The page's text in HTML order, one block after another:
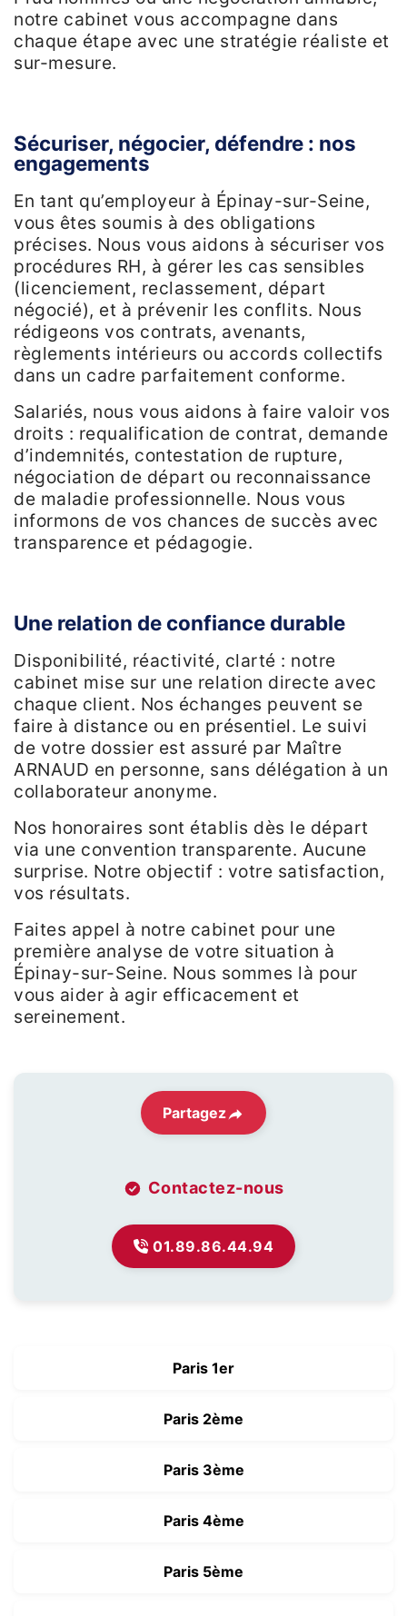
notre cabinet vous accompagne dans
chaque étape avec une stratégie réaliste et
sur-mesure.
Sécuriser, négocier, défendre : nos
engagements
En tant qu’employeur à Épinay-sur-Seine,
vous êtes soumis à des obligations
précises. Nous vous aidons à sécuriser vos
procédures RH, à gérer les cas sensibles
(licenciement, reclassement, départ
négocié), et à prévenir les conflits. Nous
rédigeons vos contrats, avenants,
règlements intérieurs ou accords collectifs
dans un cadre parfaitement conforme.
Salariés, nous vous aidons à faire valoir vos
droits : requalification de contrat, demande
d’indemnités, contestation de rupture,
négociation de départ ou reconnaissance
de maladie professionnelle. Nous vous
informons de vos chances de succès avec
transparence et pédagogie.
Une relation de confiance durable
Disponibilité, réactivité, clarté : notre
cabinet mise sur une relation directe avec
chaque client. Nos échanges peuvent se
faire à distance ou en présentiel. Le suivi
de votre dossier est assuré par Maître
ARNAUD en personne, sans délégation à un
collaborateur anonyme.
Nos honoraires sont établis dès le départ
via une convention transparente. Aucune
surprise. Notre objectif : votre satisfaction,
vos résultats.
Faites appel à notre cabinet pour une
première analyse de votre situation à
Épinay-sur-Seine. Nous sommes là pour
vous aider à agir efficacement et
sereinement.
Partagez
Contactez-nous
01.89.86.44.94
Paris 1er
Paris 2ème
Paris 3ème
Paris 4ème
Paris 5ème